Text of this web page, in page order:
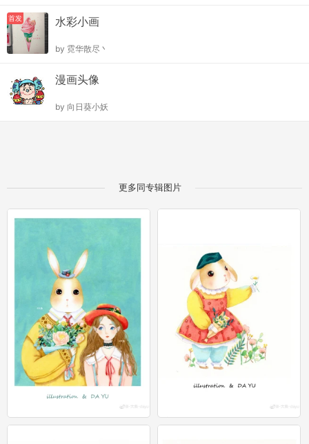
首发 水彩小画
by 霓华散尽丶
漫画头像
by 向日葵小妖
更多同专辑图片
水彩
水彩